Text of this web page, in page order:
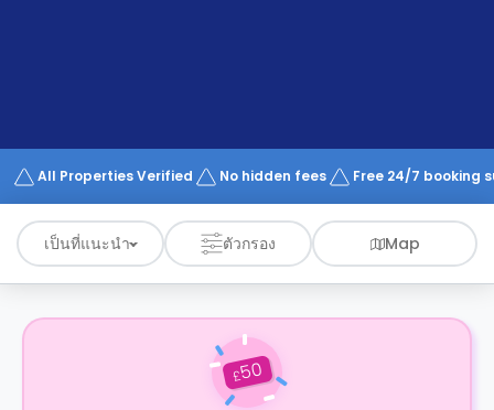
Works
All Properties Verified No hidden fees Free 24/7 booking
เป็นที่แนะนำ ตัวกรอง Map
£50